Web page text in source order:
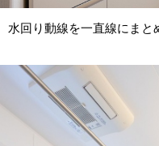
水回り動線を一直線にまと